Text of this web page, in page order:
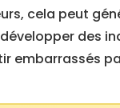
cela peut
des
embarrassés